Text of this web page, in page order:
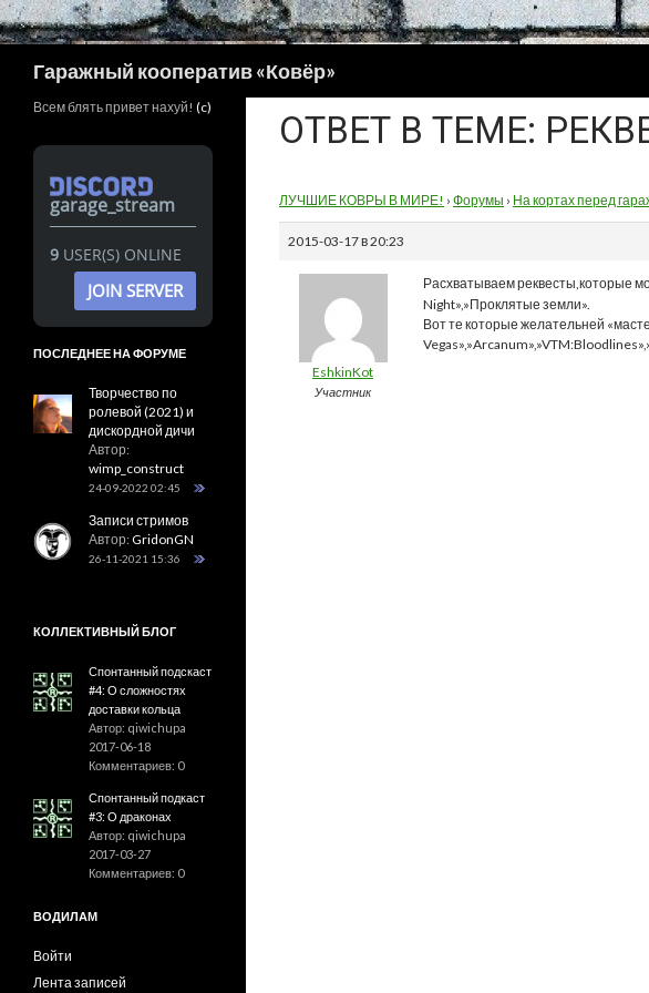
Гаражный кооператив «Ковёр»
ОТВЕТ В ТЕМЕ:
ЛУЧШИЕ КОВРЫ В МИРЕ! › Форумы › На кортах перед
2015-03-17 в 20:23
EshkinKot
Участник
Расхватываем реквесты,которые
Night»,»Проклятые земли».
Вот те которые желательней
Всем блять привет нахуй! (c)
garage_stream
9 USER(S) ONLINE
JOIN SERVER
ПОСЛЕДНЕЕ НА ФОРУМЕ
Творчество по
ролевой (2021) и
дискордной дичи
Автор:
wimp_construct
24-09-2022 02:45
Записи стримов
Автор:GridonGN
26-11-2021 15:36
КОЛЛЕКТИВНЫЙ БЛОГ
Спонтанный подскаст
#4: О сложностях
доставки кольца
Автор: qiwichupa
2017-06-18
Комментариев: 0
Спонтанный подкаст
#3: О драконах
Автор: qiwichupa
2017-03-27
Комментариев: 0
ВОДИЛАМ
Войти
Лента записей